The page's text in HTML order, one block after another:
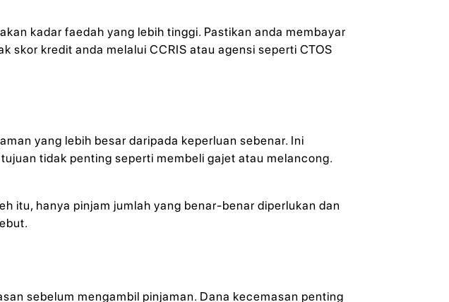
kadar faedah yang lebih tinggi. Pastikan anda membayar
skor kredit anda melalui CCRIS atau agensi seperti CTOS
yang lebih besar daripada keperluan sebenar. Ini
tidak penting seperti membeli gajet atau melancong.
itu, hanya pinjam jumlah yang benar-benar diperlukan dan
sebelum mengambil pinjaman. Dana kecemasan penting